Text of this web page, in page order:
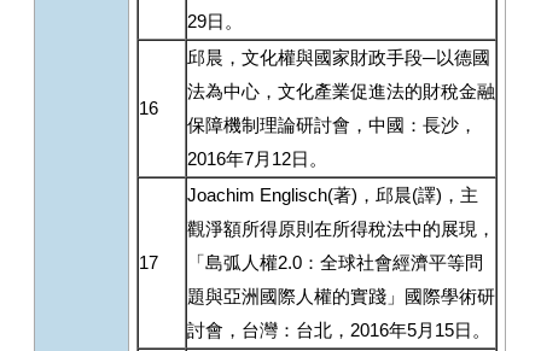
29日。
16
邱晨，文化權與國家財政手段─以德國
法為中心，文化產業促進法的財稅金融
保障機制理論研討會，中國：長沙，
2016年7月12日。
17
Joachim Englisch(著)，邱晨(譯)，主
觀淨額所得原則在所得稅法中的展現，
「島弧人權2.0：全球社會經濟平等問
題與亞洲國際人權的實踐」國際學術研
討會，台灣：台北，2016年5月15日。